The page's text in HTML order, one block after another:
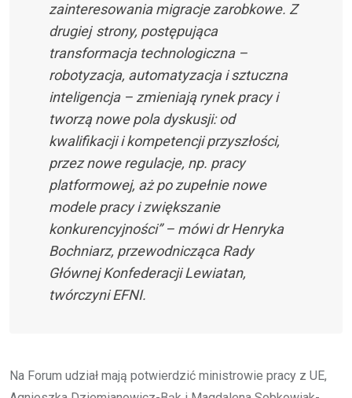
zainteresowania migracje zarobkowe. Z
drugiej strony, postępująca
transformacja technologiczna –
robotyzacja, automatyzacja i sztuczna
inteligencja – zmieniają rynek pracy i
tworzą nowe pola dyskusji: od
kwalifikacji i kompetencji przyszłości,
przez nowe regulacje, np. pracy
platformowej, aż po zupełnie nowe
modele pracy i zwiększanie
konkurencyjności” – mówi dr Henryka
Bochniarz, przewodnicząca Rady
Głównej Konfederacji Lewiatan,
twórczyni EFNI.
Na Forum udział mają potwierdzić ministrowie pracy z UE,